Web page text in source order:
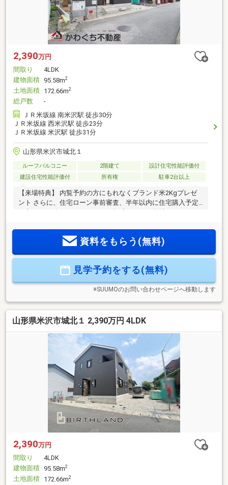
2,390万円
間取り
4LDK
建物面積 95.58m2
土地面積 172.66m2
総戸数
-
ＪＲ米坂線 南米沢駅 徒歩30分
ＪＲ米坂線 西米沢駅 徒歩23分
ＪＲ米坂線 米沢駅 徒歩31分
山形県米沢市城北１
ルーフバルコニー 2階建て
設計住宅性能評価付
建設住宅性能評価付
所有権 駐車2台以上
【来場特典】 内覧予約の方にもれなくブランド米2Kgプレゼ
ント さらに、住宅ローン事前審査、半年以内に住宅購入予定
住宅性能評価5分野7項目最高等級取得 地震保険の優遇あり
♪◎充実の設備、仕様◎制震装置「SAFE365」■月々のお支払
資料をもらう(無料)
見学予約をする(無料)
※SUUMOのお問い合わせページへ移動します
山形県米沢市城北１ 2,390万円 4LDK
2,390万円
間取り
4LDK
建物面積 95.58m2
土地面積 172.66m2